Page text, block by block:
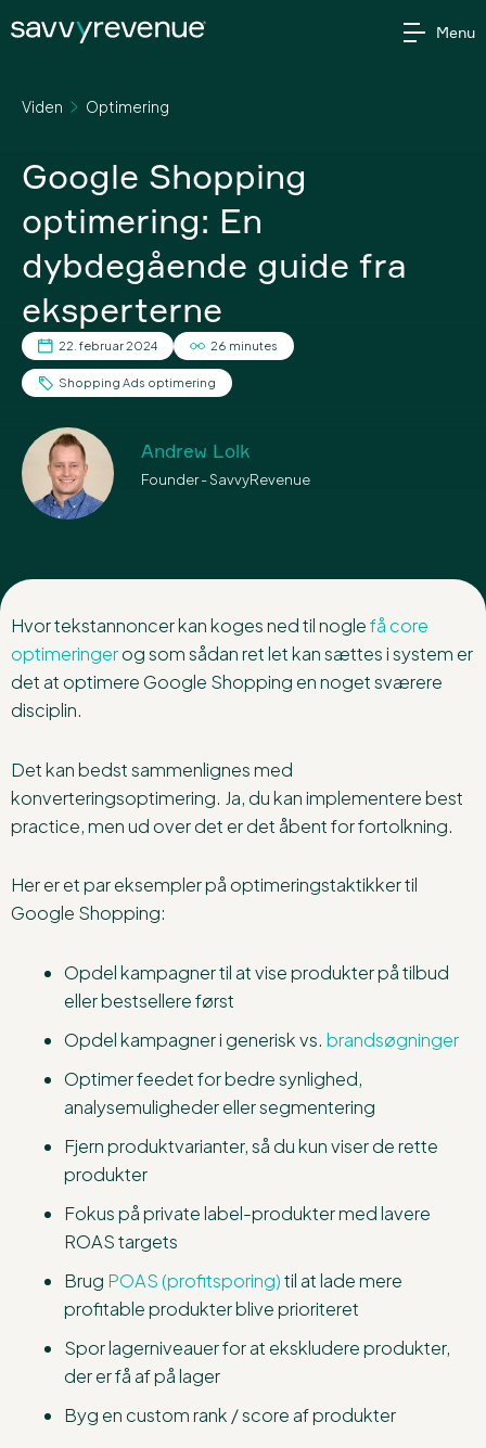
til
Menu
Viden Optimering
Google Shopping
optimering: En
dybdegående guide fra
eksperterne
22. februar 2024 26 minutes
Shopping Ads optimering
Andrew Lolk
Founder - SavvyRevenue
Hvor tekstannoncer kan koges ned til noglefå core
optimeringerog som sådan ret let kan sættes i system er
det at optimere Google Shopping en noget sværere
disciplin.
Det kan bedst sammenlignes med
konverteringsoptimering. Ja, du kan implementere best
practice, men ud over det er det åbent for fortolkning.
Her er et par eksempler på optimeringstaktikker til
Google Shopping:
Opdel kampagner til at vise produkter på tilbud
eller bestsellere først
Opdel kampagner i generisk vs.brandsøgninger
Optimer feedet for bedre synlighed,
analysemuligheder eller segmentering
Fjern produktvarianter, så du kun viser de rette
produkter
Fokus på private label-produkter med lavere
ROAS targets
Brug POAS (profitsporing)til at lade mere
profitable produkter blive prioriteret
Spor lagerniveauer for at ekskludere produkter,
der er få af på lager
Byg en custom rank / score af produkter